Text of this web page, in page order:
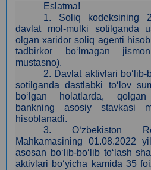
Eslatma!
1. Soliq kodeksining
davlat mol-mulki sotilganda
olgan xaridor soliq agenti
tadbirkor bo‘lmagan
mustasno).
2. Davlat aktivlari bo‘lib-
sotilganda dastlabki to‘lov
bo‘lgan holatlarda,
bankning asosiy stavkasi
hisoblanadi.
3. O‘zbekiston
Mahkamasining 01.08.2022
asosan bo‘lib-bo‘lib to‘lash
aktivlari bo‘yicha kamida 35